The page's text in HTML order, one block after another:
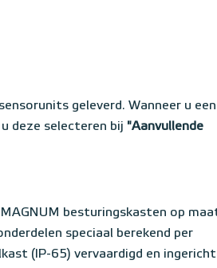
geleverd. Wanneer u een
deze selecteren bij "Aanvullende
besturingskasten op
speciaal berekend per
(IP-65) vervaardigd en ingericht